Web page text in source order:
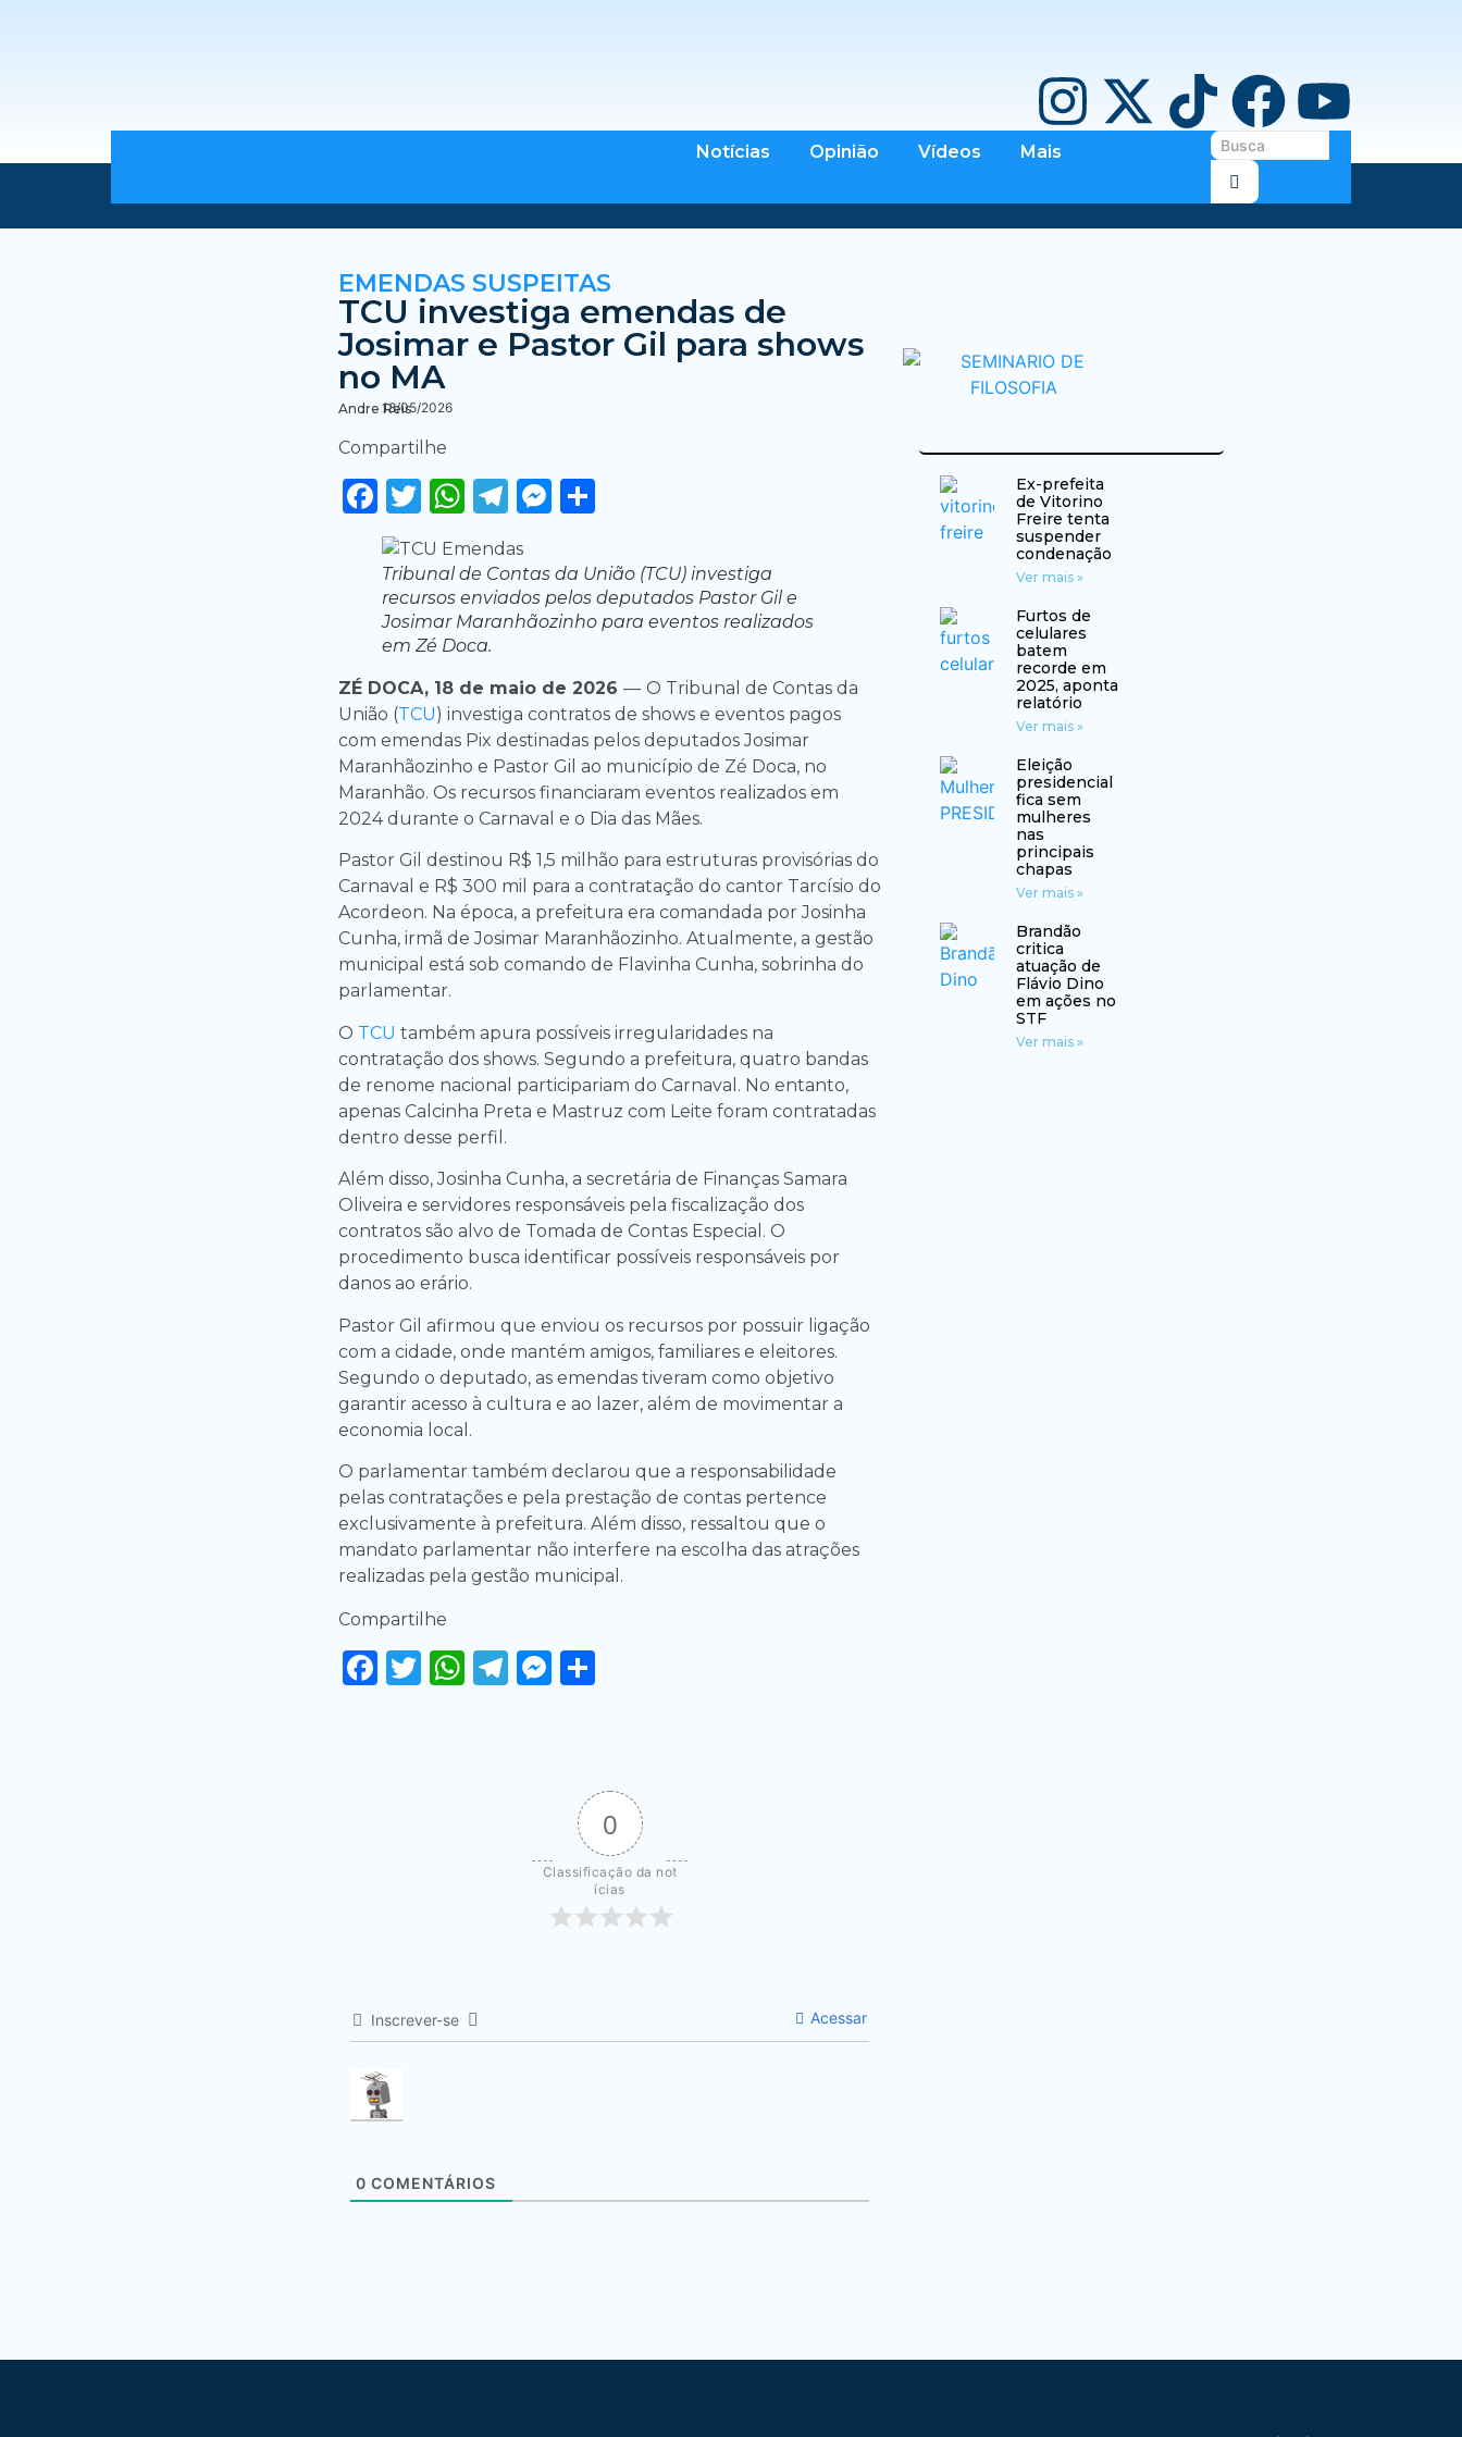
Notícias Opinião Vídeos Mais
EMENDAS SUSPEITAS
TCU investiga emendas de
Josimar e Pastor Gil para shows
no MA
Andre Reis18/05/2026
Compartilhe
Facebook
Twitter
WhatsApp
Telegram
Messenger
Tribunal de Contas da União (TCU) investiga
recursos enviados pelos deputados Pastor Gil e
Josimar Maranhãozinho para eventos realizados
em Zé Doca.
ZÉ DOCA, 18 de maio de 2026 — O Tribunal de Contas da
União (TCU) investiga contratos de shows e eventos pagos
com emendas Pix destinadas pelos deputados Josimar
Maranhãozinho e Pastor Gil ao município de Zé Doca, no
Maranhão. Os recursos financiaram eventos realizados em
2024 durante o Carnaval e o Dia das Mães.
Pastor Gil destinou R$ 1,5 milhão para estruturas provisórias do
Carnaval e R$ 300 mil para a contratação do cantor Tarcísio do
Acordeon. Na época, a prefeitura era comandada por Josinha
Cunha, irmã de Josimar Maranhãozinho. Atualmente, a gestão
municipal está sob comando de Flavinha Cunha, sobrinha do
parlamentar.
O TCU também apura possíveis irregularidades na
contratação dos shows. Segundo a prefeitura, quatro bandas
de renome nacional participariam do Carnaval. No entanto,
apenas Calcinha Preta e Mastruz com Leite foram contratadas
dentro desse perfil.
Além disso, Josinha Cunha, a secretária de Finanças Samara
Oliveira e servidores responsáveis pela fiscalização dos
contratos são alvo de Tomada de Contas Especial. O
procedimento busca identificar possíveis responsáveis por
danos ao erário.
Pastor Gil afirmou que enviou os recursos por possuir ligação
com a cidade, onde mantém amigos, familiares e eleitores.
Segundo o deputado, as emendas tiveram como objetivo
garantir acesso à cultura e ao lazer, além de movimentar a
economia local.
O parlamentar também declarou que a responsabilidade
pelas contratações e pela prestação de contas pertence
exclusivamente à prefeitura. Além disso, ressaltou que o
mandato parlamentar não interfere na escolha das atrações
realizadas pela gestão municipal.
Compartilhe
Facebook
Twitter
WhatsApp
Telegram
Messenger
0
Classificação da not
ícias
Inscrever-se Acessar
0 COMENTÁRIOS
Ex-prefeita
de Vitorino
Freire tenta
suspender
condenação
Ver mais »
Furtos de
celulares
batem
recorde em
2025, aponta
relatório
Ver mais »
Eleição
presidencial
fica sem
mulheres
nas
principais
chapas
Ver mais »
Brandão
critica
atuação de
Flávio Dino
em ações no
STF
Ver mais »